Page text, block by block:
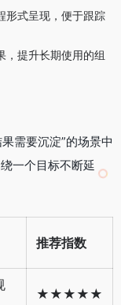
式呈现，便于跟踪
提升长期使用的组
需要沉淀”的场景中
一个目标不断延
推荐指数
★★★★★